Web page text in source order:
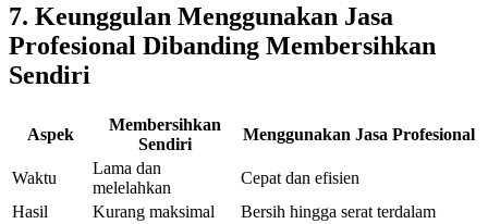
7. Keunggulan Menggunakan Jasa
Profesional Dibanding Membersihkan
Sendiri
Aspek
Membersihkan
Sendiri
Menggunakan Jasa Profesional
Waktu
Lama dan
melelahkan
Cepat dan efisien
Hasil
Kurang maksimal
Bersih hingga serat terdalam